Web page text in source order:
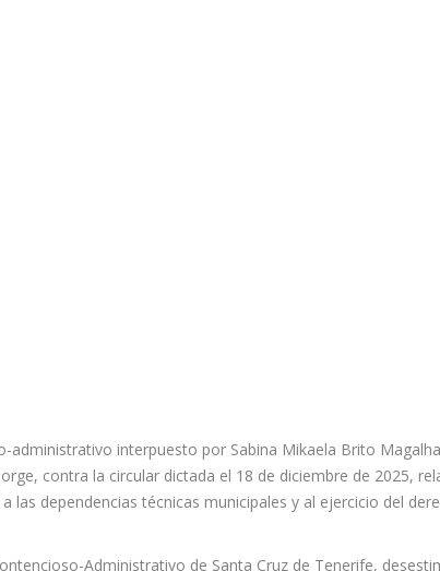
interpuesto por Sabina Mikaela Brito
contra la circular dictada el 18 de diciembre de 2025,
dependencias técnicas municipales y al ejercicio del
Administrativo de Santa Cruz de Tenerife,